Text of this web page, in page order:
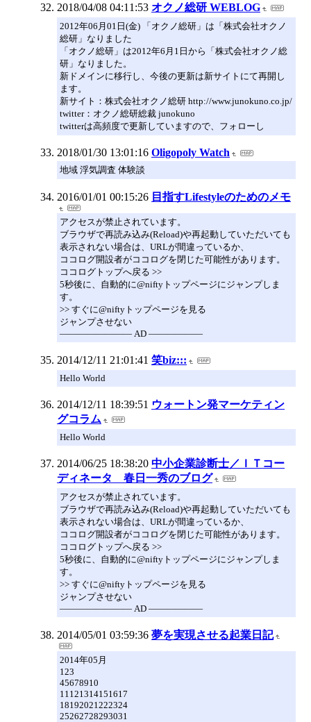
2018/04/08 04:11:53 オクノ総研 WEBLOG
2012年06月01日(金) 「オクノ総研」は「株式会社オクノ
総研」なりました
「オクノ総研」は2012年6月1日から「株式会社オクノ総
研」なりました。
新ドメインに移行し、今後の更新は新サイトにて再開し
ます。
新サイト：株式会社オクノ総研 http://www.junokuno.co.jp/
twitter：オクノ総研総裁 junokuno
twitterは高頻度で更新していますので、フォローし
2018/01/30 13:01:16 Oligopoly Watch
地域 浮気調査 体験談
2016/01/01 00:15:26 目指すLifestyleのためのメモ
アクセスが禁止されています。
ブラウザで再読み込み(Reload)や再起動していただいても
表示されない場合は、URLが間違っているか、
ココログ開設者がココログを閉じた可能性があります。
ココログトップへ戻る >>
5秒後に、自動的に@niftyトップページにジャンプしま
す。
>> すぐに@niftyトップページを見る
ジャンプさせない
―――――――― AD ――――――
2014/12/11 21:01:41 笑biz:::
Hello World
2014/12/11 18:39:51 ウォートン発マーケティン
グコラム
Hello World
2014/06/25 18:38:20 中小企業診断士／ＩＴコー
ディネータ 春日一秀のブログ
アクセスが禁止されています。
ブラウザで再読み込み(Reload)や再起動していただいても
表示されない場合は、URLが間違っているか、
ココログ開設者がココログを閉じた可能性があります。
ココログトップへ戻る >>
5秒後に、自動的に@niftyトップページにジャンプしま
す。
>> すぐに@niftyトップページを見る
ジャンプさせない
―――――――― AD ――――――
2014/05/01 03:59:36 夢を実現させる起業日記
2014年05月
123
45678910
11121314151617
18192021222324
25262728293031